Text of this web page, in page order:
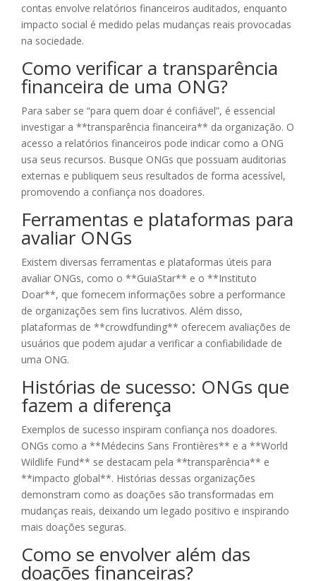
contas envolve relatórios financeiros auditados, enquanto
impacto social é medido pelas mudanças reais provocadas
na sociedade.
Como verificar a transparência
financeira de uma ONG?
Para saber se “para quem doar é confiável”, é essencial
investigar a **transparência financeira** da organização. O
acesso a relatórios financeiros pode indicar como a ONG
usa seus recursos. Busque ONGs que possuam auditorias
externas e publiquem seus resultados de forma acessível,
promovendo a confiança nos doadores.
Ferramentas e plataformas para
avaliar ONGs
Existem diversas ferramentas e plataformas úteis para
avaliar ONGs, como o **GuiaStar** e o **Instituto
Doar**, que fornecem informações sobre a performance
de organizações sem fins lucrativos. Além disso,
plataformas de **crowdfunding** oferecem avaliações de
usuários que podem ajudar a verificar a confiabilidade de
uma ONG.
Histórias de sucesso: ONGs que
fazem a diferença
Exemplos de sucesso inspiram confiança nos doadores.
ONGs como a **Médecins Sans Frontières** e a **World
Wildlife Fund** se destacam pela **transparência** e
**impacto global**. Histórias dessas organizações
demonstram como as doações são transformadas em
mudanças reais, deixando um legado positivo e inspirando
mais doações seguras.
Como se envolver além das
doações financeiras?